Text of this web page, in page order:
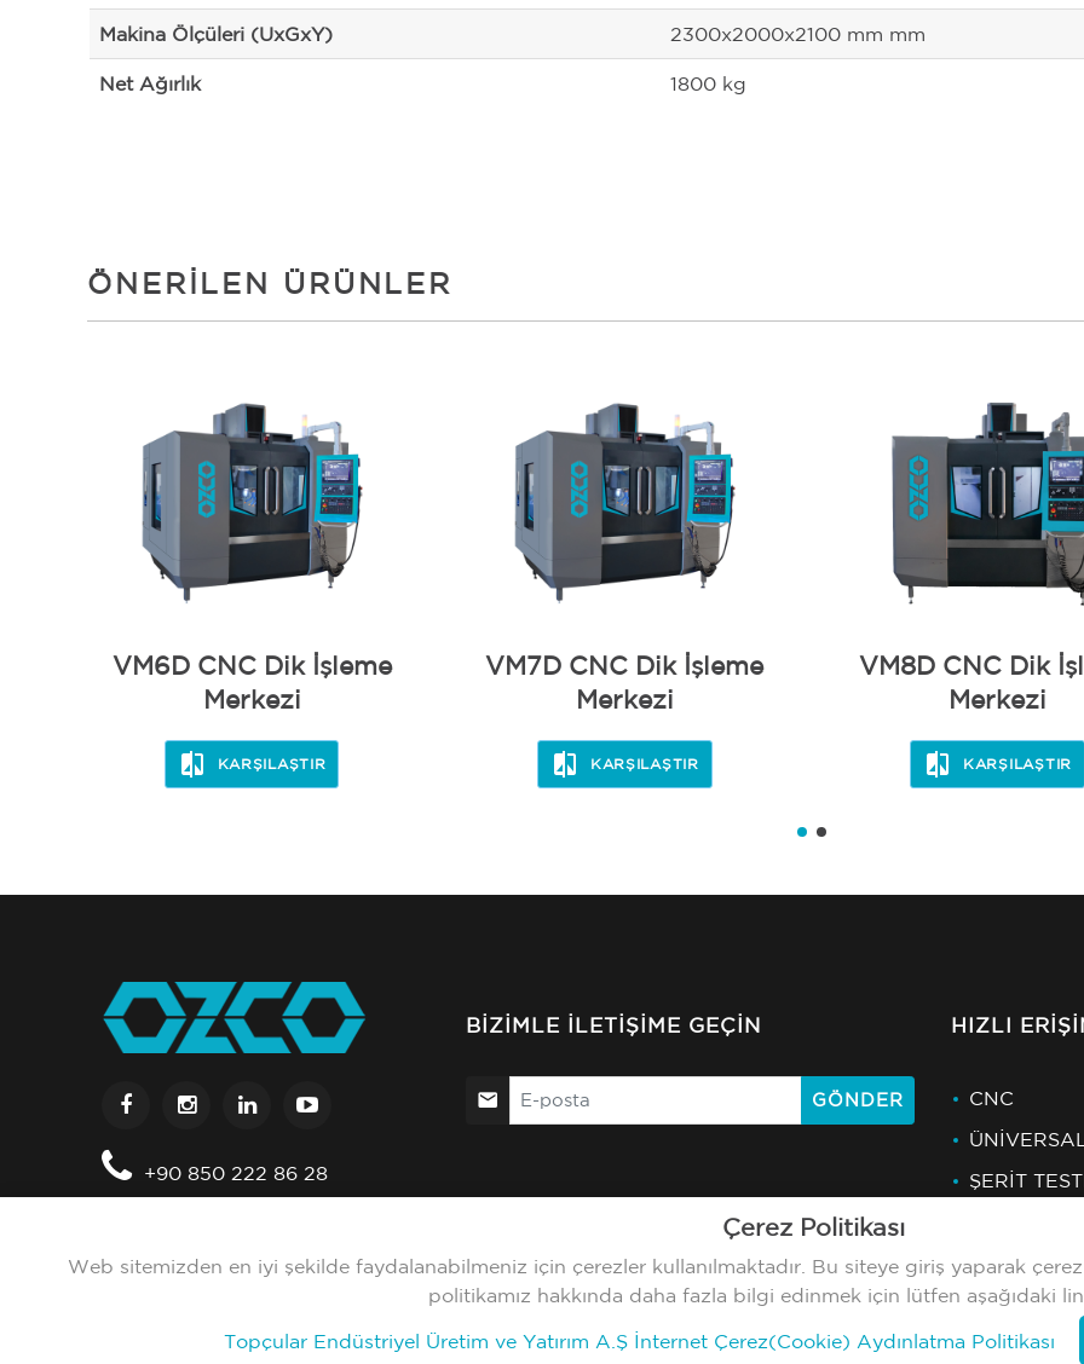
Makina Ölçüleri (UxGxY) 2300x2000x2100 mm mm
Net Ağırlık 1800 kg
ÖNERILEN ÜRÜNLER
VM6D CNC Dik İşleme
Merkezi
KARŞILAŞTIR
VM7D CNC Dik İşleme
Merkezi
KARŞILAŞTIR
VM8D CNC Dik
Merkezi
KARŞILAŞTIR
+90 850 222 86 28
BIZIMLE İLETIŞIME GEÇIN
GÖNDER
HIZLI
CNC
ÜNİVERSAL
ŞERİT
Çerez Politikası
Web sitemizden en iyi şekilde faydalanabilmeniz için çerezler kullanılmaktadır. Bu siteye giriş yaparak çerez
politikamız hakkında daha fazla bilgi edinmek için lütfen aşağıdaki
Topçular Endüstriyel Üretim ve Yatırım A.Ş İnternet Çerez(Cookie) Aydınlatma Politikası